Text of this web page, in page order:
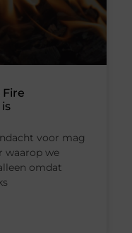
voor mag
waarop we
omdat